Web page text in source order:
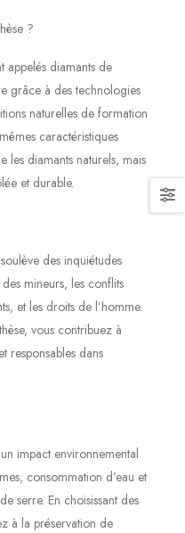
?
appelés diamants de
grâce à des technologies
naturelles de formation
caractéristiques
les diamants naturels, mais
et durable.
des inquiétudes
mineurs, les conflits
et les droits de l’homme.
vous contribuez à
responsables dans
impact environnemental
consommation d’eau et
serre. En choisissant des
à la préservation de